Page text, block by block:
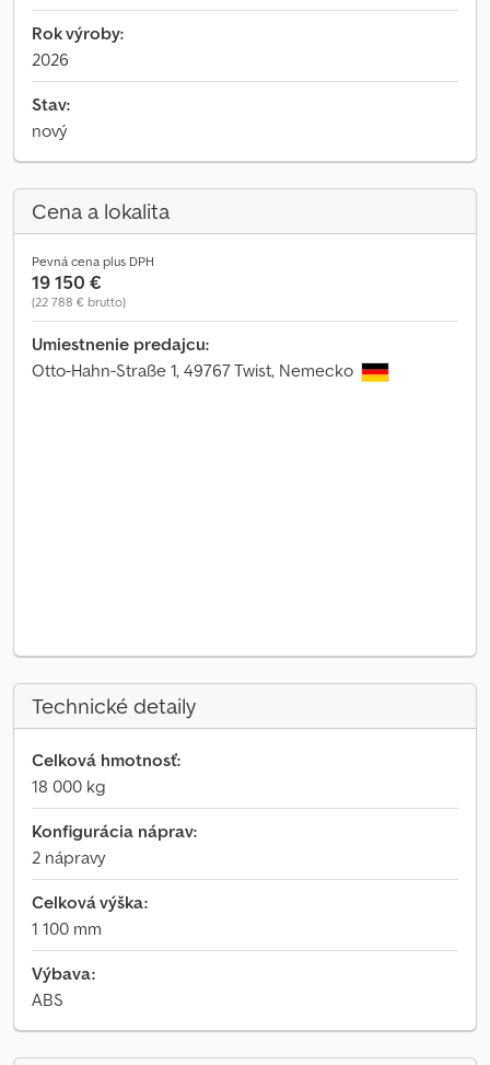
Rok výroby:
2026
Stav:
nový
Cena a lokalita
Pevná cena plus DPH
19 150 €
(22 788 € brutto)
Umiestnenie predajcu:
Otto-Hahn-Straße 1, 49767 Twist, Nemecko
Technické detaily
Celková hmotnosť:
18 000 kg
Konfigurácia náprav:
2 nápravy
Celková výška:
1 100 mm
Výbava:
ABS